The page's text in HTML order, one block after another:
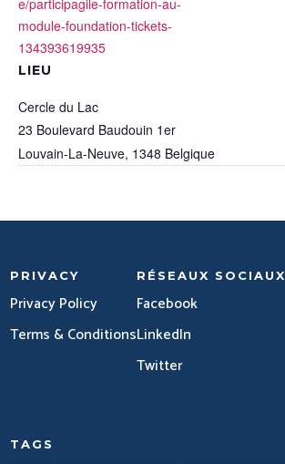
e/participagile-formation-au-
module-foundation-tickets-
134393619935
LIEU
Cercle du Lac
23 Boulevard Baudouin 1er
Louvain-La-Neuve, 1348 Belgique
PRIVACY
Privacy Policy
Terms & Conditions
RÉSEAUX SOCIAUX
Facebook
LinkedIn
Twitter
TAGS